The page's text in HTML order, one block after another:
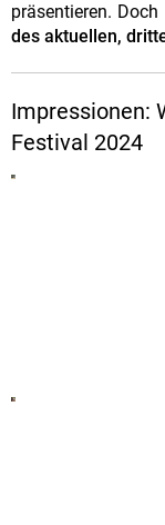
präsentieren.
des aktuellen,
Impressionen:
Festival 2024